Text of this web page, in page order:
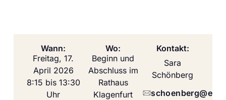
Wann:
Freitag, 17.
April 2026
8:15 bis 13:30
Uhr
Wo:
Beginn und
Abschluss im
Rathaus
Klagenfurt
Kontakt:
Sara
Schönberg